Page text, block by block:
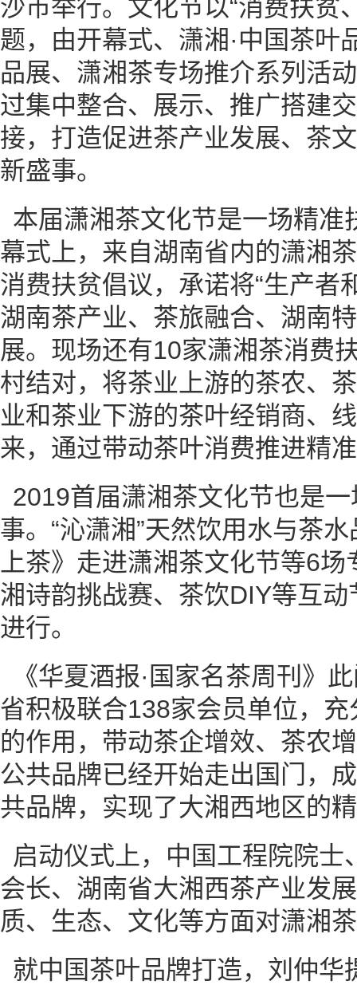
沙市举行。文化节以“消费扶贫
题，由开幕式、潇湘·中国茶叶
品展、潇湘茶专场推介系列活
过集中整合、展示、推广搭建
接，打造促进茶产业发展、茶
新盛事。
本届潇湘茶文化节是一场精准
幕式上，来自湖南省内的潇湘
消费扶贫倡议，承诺将“生产者
湖南茶产业、茶旅融合、湖南
展。现场还有10家潇湘茶消费
村结对，将茶业上游的茶农、
业和茶业下游的茶叶经销商、
来，通过带动茶叶消费推进精
2019首届潇湘茶文化节也是
事。“沁潇湘”天然饮用水与茶
上茶》走进潇湘茶文化节等6
湘诗韵挑战赛、茶饮DIY等互
进行。
《华夏酒报·国家名茶周刊》
省积极联合138家会员单位，
的作用，带动茶企增效、茶农
公共品牌已经开始走出国门，
共品牌，实现了大湘西地区的
启动仪式上，中国工程院院士
会长、湖南省大湘西茶产业发
质、生态、文化等方面对潇湘
就中国茶叶品牌打造，刘仲华